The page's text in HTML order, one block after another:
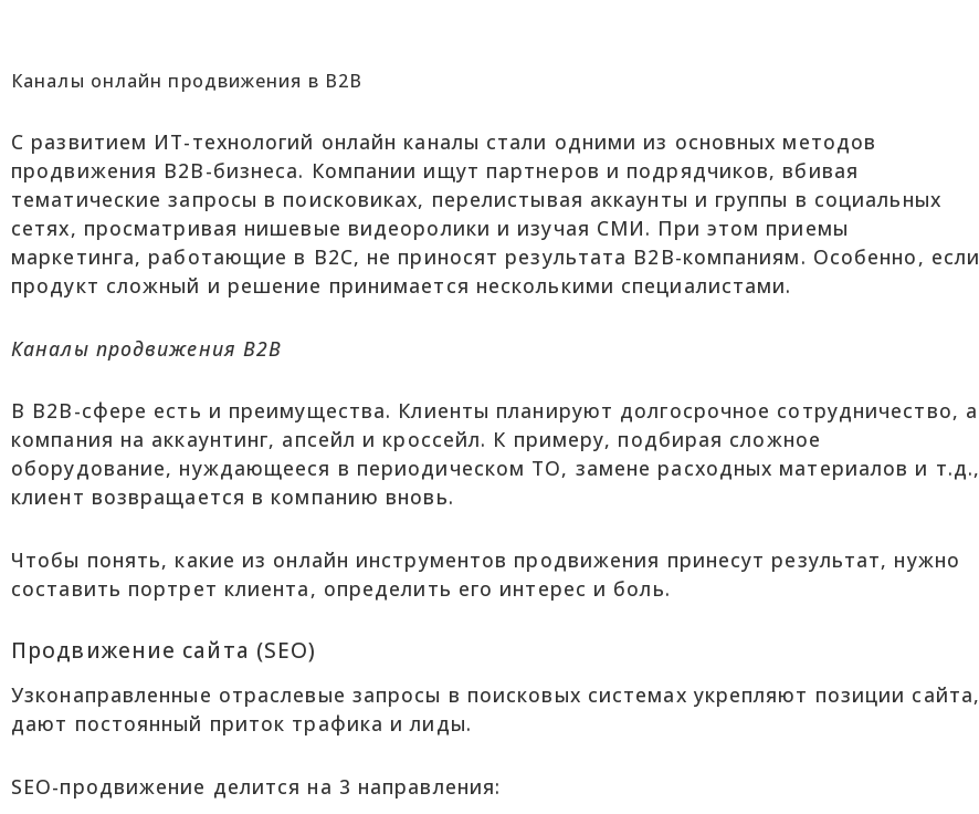
Каналы онлайн продвижения в B2B
С развитием ИТ-технологий онлайн каналы стали одними из основных методов
продвижения B2B-бизнеса. Компании ищут партнеров и подрядчиков, вбивая
тематические запросы в поисковиках, перелистывая аккаунты и группы в социальных
сетях, просматривая нишевые видеоролики и изучая СМИ. При этом приемы
маркетинга, работающие в B2C, не приносят результата B2B-компаниям. Особенно, если
продукт сложный и решение принимается несколькими специалистами.
Каналы продвижения B2B
В B2B-сфере есть и преимущества. Клиенты планируют долгосрочное сотрудничество, а
компания на аккаунтинг, апсейл и кроссейл. К примеру, подбирая сложное
оборудование, нуждающееся в периодическом ТО, замене расходных материалов и т.д.,
клиент возвращается в компанию вновь.
Чтобы понять, какие из онлайн инструментов продвижения принесут результат, нужно
составить портрет клиента, определить его интерес и боль.
Продвижение сайта (SEO)
Узконаправленные отраслевые запросы в поисковых системах укрепляют позиции сайта,
дают постоянный приток трафика и лиды.
SEO-продвижение делится на 3 направления: